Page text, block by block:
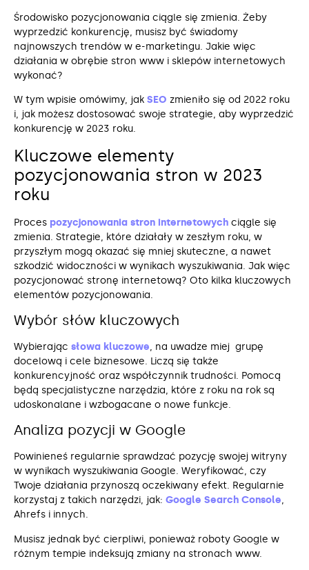
Środowisko pozycjonowania ciągle się zmienia. Żeby
wyprzedzić konkurencję, musisz być świadomy
najnowszych trendów w e-marketingu. Jakie więc
działania w obrębie stron www i sklepów internetowych
wykonać?
W tym wpisie omówimy, jak SEO zmieniło się od 2022 roku
i, jak możesz dostosować swoje strategie, aby wyprzedzić
konkurencję w 2023 roku.
Kluczowe elementy
pozycjonowania stron w 2023
roku
Proces pozycjonowania stron internetowych ciągle się
zmienia. Strategie, które działały w zeszłym roku, w
przyszłym mogą okazać się mniej skuteczne, a nawet
szkodzić widoczności w wynikach wyszukiwania. Jak więc
pozycjonować stronę internetową? Oto kilka kluczowych
elementów pozycjonowania.
Wybór słów kluczowych
Wybierając słowa kluczowe, na uwadze miej grupę
docelową i cele biznesowe. Liczą się także
konkurencyjność oraz współczynnik trudności. Pomocą
będą specjalistyczne narzędzia, które z roku na rok są
udoskonalane i wzbogacane o nowe funkcje.
Analiza pozycji w Google
Powinieneś regularnie sprawdzać pozycję swojej witryny
w wynikach wyszukiwania Google. Weryfikować, czy
Twoje działania przynoszą oczekiwany efekt. Regularnie
korzystaj z takich narzędzi, jak: Google Search Console,
Ahrefs i innych.
Musisz jednak być cierpliwi, ponieważ roboty Google w
różnym tempie indeksują zmiany na stronach www.